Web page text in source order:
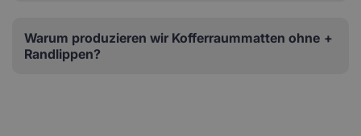
Warum produzieren wir Kofferraummatten ohne
Randlippen?